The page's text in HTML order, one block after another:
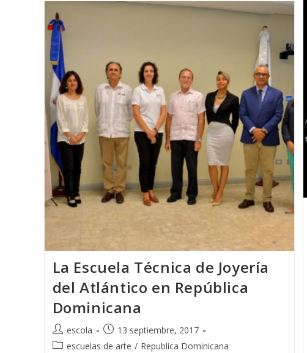
De
Premio
Nacional
De
Moda
PRENAMO
2018
La Escuela Técnica de Joyería
del Atlántico en República
Dominicana
Autor
de
escola
Publicación
de
13 septiembre, 2017
Categoría
escuelas de arte / Republica Dominicana